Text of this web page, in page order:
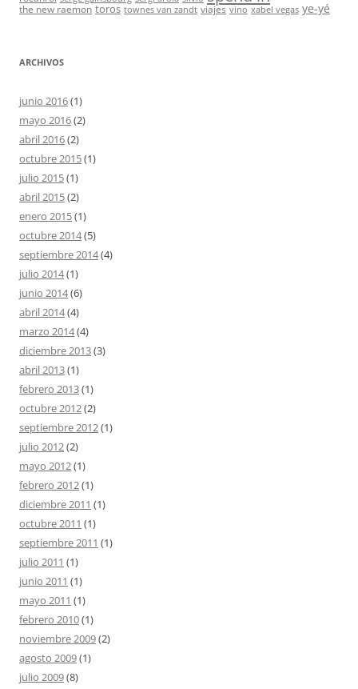
the new raemon toros townes van zandt viajes vino xabel vegas ye-yé
ARCHIVOS
junio 2016(1)
mayo 2016(2)
abril 2016(2)
octubre 2015(1)
julio 2015(1)
abril 2015(2)
enero 2015(1)
octubre 2014(5)
septiembre 2014(4)
julio 2014(1)
junio 2014(6)
abril 2014(4)
marzo 2014(4)
diciembre 2013(3)
abril 2013(1)
febrero 2013(1)
octubre 2012(2)
septiembre 2012(1)
julio 2012(2)
mayo 2012(1)
febrero 2012(1)
diciembre 2011 (1)
octubre 2011 (1)
septiembre 2011 (1)
julio 2011 (1)
junio 2011 (1)
mayo 2011 (1)
febrero 2010(1)
noviembre 2009(2)
agosto 2009(1)
julio 2009(8)